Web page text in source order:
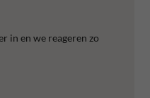
in en we reageren zo